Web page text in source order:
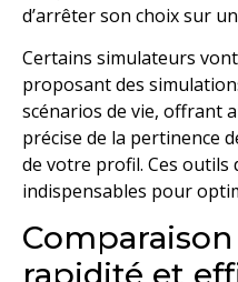
d’arrêter son choix sur
Certains simulateurs
proposant des
scénarios de vie, offrant
précise de la pertinence
de votre profil. Ces outils
indispensables pour